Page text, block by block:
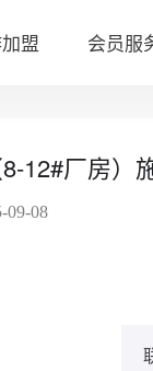
盟 会员服
12#厂房）
09-08